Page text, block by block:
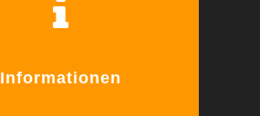
Informationen